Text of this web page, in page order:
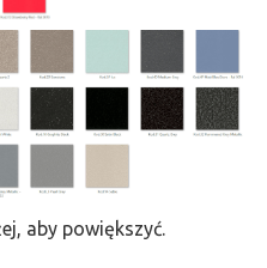
aby powiększyć.